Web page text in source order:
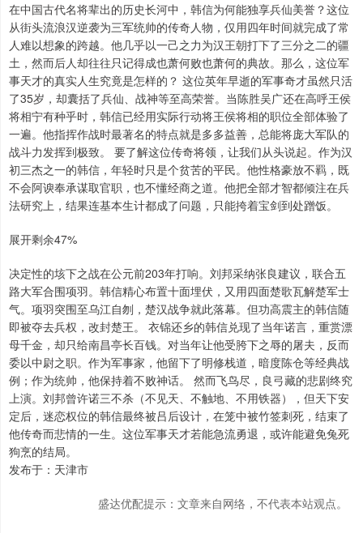
在中国古代名将辈出的历史长河中，韩信为何能独享兵仙美誉？这位
从街头流浪汉逆袭为三军统帅的传奇人物，仅用四年时间就完成了常
人难以想象的跨越。他几乎以一己之力为汉王朝打下了三分之二的疆
土，然而后人却往往只记得成也萧何败也萧何的典故。那么，这位军
事天才的真实人生究竟是怎样的？ 这位英年早逝的军事奇才虽然只活
了35岁，却囊括了兵仙、战神等至高荣誉。当陈胜吴广还在高呼王侯
将相宁有种乎时，韩信已经用实际行动将王侯将相的职位全部体验了
一遍。他指挥作战时最著名的特点就是多多益善，总能将庞大军队的
战斗力发挥到极致。 要了解这位传奇将领，让我们从头说起。作为汉
初三杰之一的韩信，年轻时只是个贫苦的平民。他性格豪放不羁，既
不会阿谀奉承谋取官职，也不懂经商之道。他把全部才智都倾注在兵
法研究上，结果连基本生计都成了问题，只能挎着宝剑到处蹭饭。
展开剩余47%
决定性的垓下之战在公元前203年打响。刘邦采纳张良建议，联合五
路大军合围项羽。韩信精心布置十面埋伏，又用四面楚歌瓦解楚军士
气。项羽突围至乌江自刎，楚汉战争就此落幕。但功高震主的韩信随
即被夺去兵权，改封楚王。 衣锦还乡的韩信兑现了当年诺言，重赏漂
母千金，却只给南昌亭长百钱。对当年让他受胯下之辱的屠夫，反而
委以中尉之职。作为军事家，他留下了明修栈道，暗度陈仓等经典战
例；作为统帅，他保持着不败神话。 然而飞鸟尽，良弓藏的悲剧终究
上演。刘邦曾许诺三不杀（不见天、不触地、不用铁器），但天下安
定后，迷恋权位的韩信最终被吕后设计，在笼中被竹签刺死，结束了
他传奇而悲情的一生。这位军事天才若能急流勇退，或许能避免兔死
狗烹的结局。
发布于：天津市
盛达优配提示：文章来自网络，不代表本站观点。